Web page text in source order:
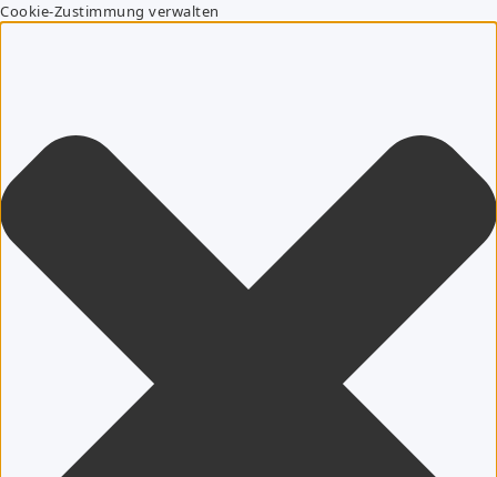
Cookie-Zustimmung verwalten